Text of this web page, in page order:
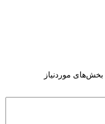
بخش‌های موردنیاز